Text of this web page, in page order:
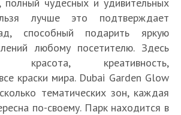
лучше это подтверждает
способный подарить яркую
любому посетителю. Здесь
красота, креативность,
краски мира. Dubai Garden Glow
тематических зон, каждая
по-своему. Парк находится в